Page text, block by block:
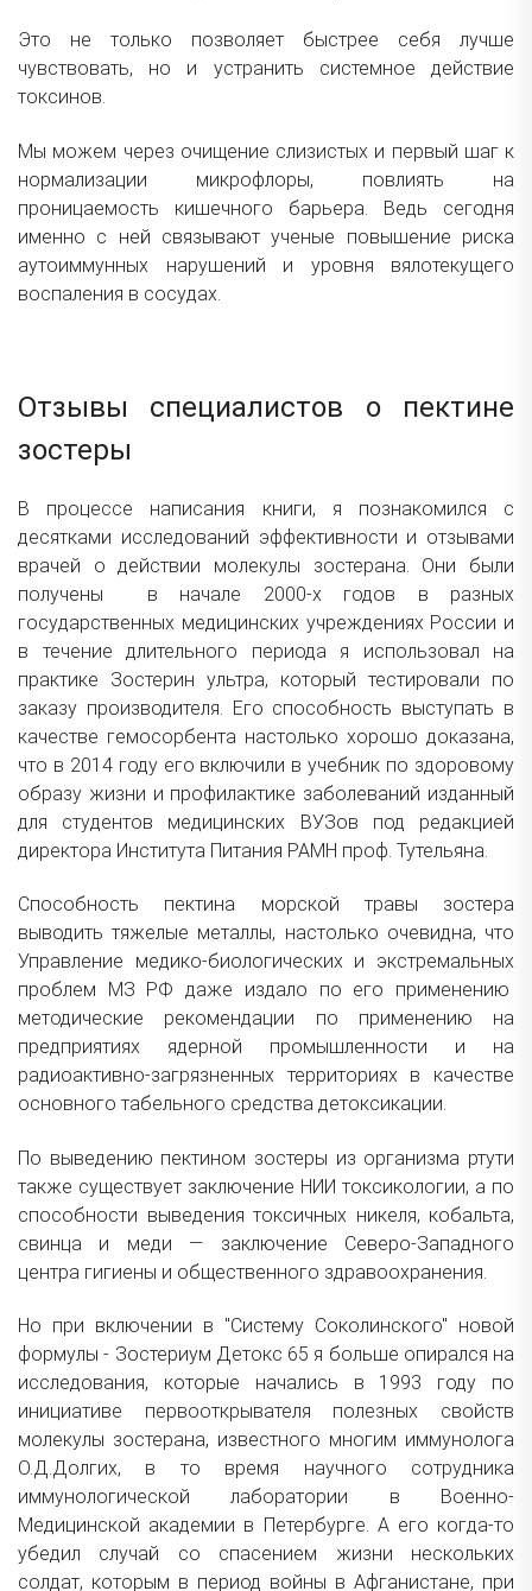
Это не только позволяет быстрее себя лучше
чувствовать, но и устранить системное действие
токсинов.
Мы можем через очищение слизистых и первый шаг к
нормализации микрофлоры, повлиять на
проницаемость кишечного барьера. Ведь сегодня
именно с ней связывают ученые повышение риска
аутоиммунных нарушений и уровня вялотекущего
воспаления в сосудах.
Отзывы специалистов о пектине
зостеры
В процессе написания книги, я познакомился с
десятками исследований эффективности и отзывами
врачей о действии молекулы зостерана. Они были
получены в начале 2000-х годов в разных
государственных медицинских учреждениях России и
в течение длительного периода я использовал на
практике Зостерин ультра, который тестировали по
заказу производителя. Его способность выступать в
качестве гемосорбента настолько хорошо доказана,
что в 2014 году его включили в учебник по здоровому
образу жизни и профилактике заболеваний изданный
для студентов медицинских ВУЗов под редакцией
директора Института Питания РАМН проф. Тутельяна.
Способность пектина морской травы зостера
выводить тяжелые металлы, настолько очевидна, что
Управление медико-биологических и экстремальных
проблем МЗ РФ даже издало по его применению
методические рекомендации по применению на
предприятиях ядерной промышленности и на
радиоактивно-загрязненных территориях в качестве
основного табельного средства детоксикации.
По выведению пектином зостеры из организма ртути
также существует заключение НИИ токсикологии, а по
способности выведения токсичных никеля, кобальта,
свинца и меди — заключение Северо-Западного
центра гигиены и общественного здравоохранения.
Но при включении в "Систему Соколинского" новой
формулы - Зостериум Детокс 65 я больше опирался на
исследования, которые начались в 1993 году по
инициативе первооткрывателя полезных свойств
молекулы зостерана, известного многим иммунолога
О.Д.Долгих, в то время научного сотрудника
иммунологической лаборатории в Военно-
Медицинской академии в Петербурге. А его когда-то
убедил случай со спасением жизни нескольких
солдат, которым в период войны в Афганистане, при